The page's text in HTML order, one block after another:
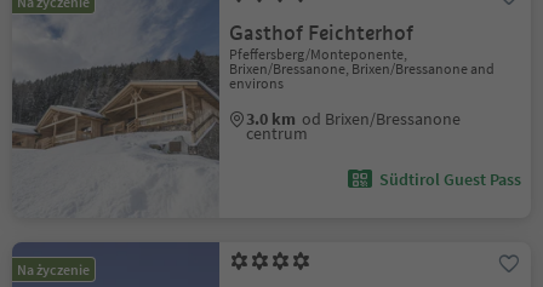
Gasthof Feichterhof
Pfeffersberg/Monteponente,
Brixen/Bressanone, Brixen/Bressanone and
environs
3.0 km od Brixen/Bressanone
centrum
Südtirol Guest Pass
Na życzenie